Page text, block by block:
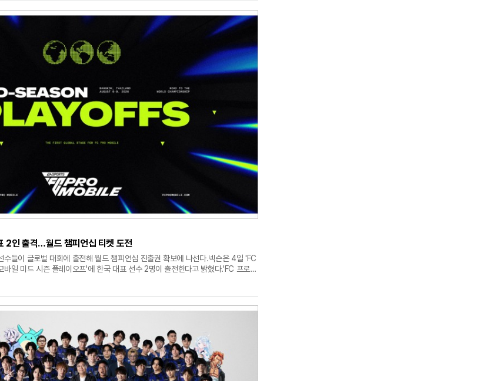
경우가 비일비재하다"라며 "연습 과정 등 그런 부분서
2인 출격…월드 챔피언십 티켓 도전
수들이 글로벌 대회에 출전해 월드 챔피언십 진출권 확보에 나선다.넥슨은 4일 'FC
바일 미드 시즌 플레이오프'에 한국 대표 선수 2명이 출전한다고 밝혔다.'FC 프로
총상금 10만 달러와 'FC 프로 모바일 월드 챔피언십' 출전권을 놓고 경쟁하는
자(DDP)에서 열리는 'FC 프로 모바일 월드